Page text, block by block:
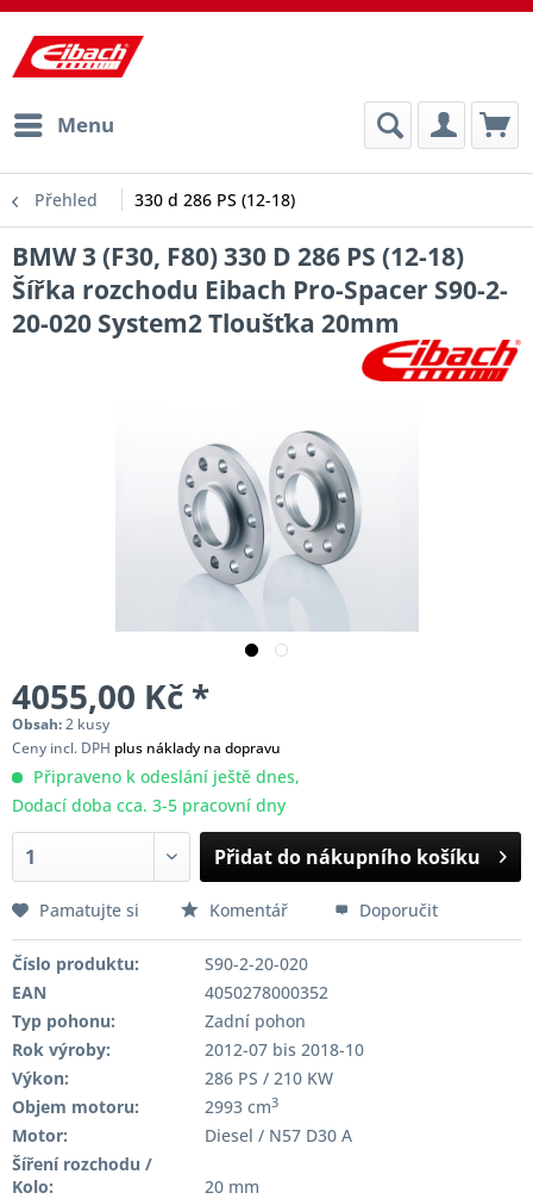
Menu
Přehled 330 d 286 PS (12-18)
BMW 3 (F30, F80) 330 D 286 PS (12-18)
Šířka rozchodu Eibach Pro-Spacer S90-2-
20-020 System2 Tloušťka 20mm
4055,00 Kč *
Obsah:2 kusy
Ceny incl. DPH plus náklady na dopravu
Připraveno k odeslání ještě dnes,
Dodací doba cca. 3-5 pracovní dny
Přidat do nákupního košíku
Pamatujte si Komentář Doporučit
Číslo produktu:
S90-2-20-020
EAN
4050278000352
Typ pohonu:
Zadní pohon
Rok výroby:
2012-07 bis 2018-10
Výkon:
286 PS / 210 KW
Objem motoru:
2993 cm3
Motor:
Diesel / N57 D30 A
Šíření rozchodu /
Kolo:
20 mm